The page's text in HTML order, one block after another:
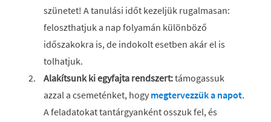
szünetet! A tanulási időt kezeljük rugalmasan:
feloszthatjuk a nap folyamán különböző
időszakokra is, de indokolt esetben akár el is
tolhatjuk.
Alakítsunk ki egyfajta rendszert:támogassuk
azzal a csemeténket, hogy megtervezzük a napot.
A feladatokat tantárgyanként osszuk fel, és